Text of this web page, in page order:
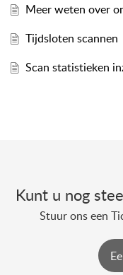
Meer weten over
Tijdsloten scannen
Scan statistieken
Kunt u nog
Stuur ons een